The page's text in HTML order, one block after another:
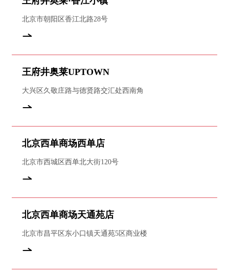
北京市朝阳区香江北路28号
王府井奥莱UPTOWN
大兴区久敬庄路与德贤路交汇处西南角
北京西单商场西单店
北京市西城区西单北大街120号
北京西单商场天通苑店
北京市昌平区东小口镇天通苑5区商业楼